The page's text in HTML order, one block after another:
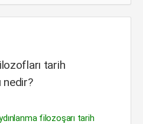
tarih
nedir?
filozoşarı tarih